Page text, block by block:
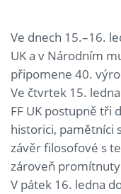
Ve dnech 15.–16.
UK a v Národním
připomene 40.
Ve čtvrtek 15.
FF UK postupně tři
historici, pamětníci
závěr filosofové s
zároveň
V pátek 16. ledna